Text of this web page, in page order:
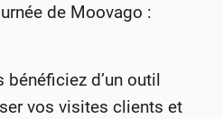
de Moovago :
bénéficiez d’un outil
vos visites clients et